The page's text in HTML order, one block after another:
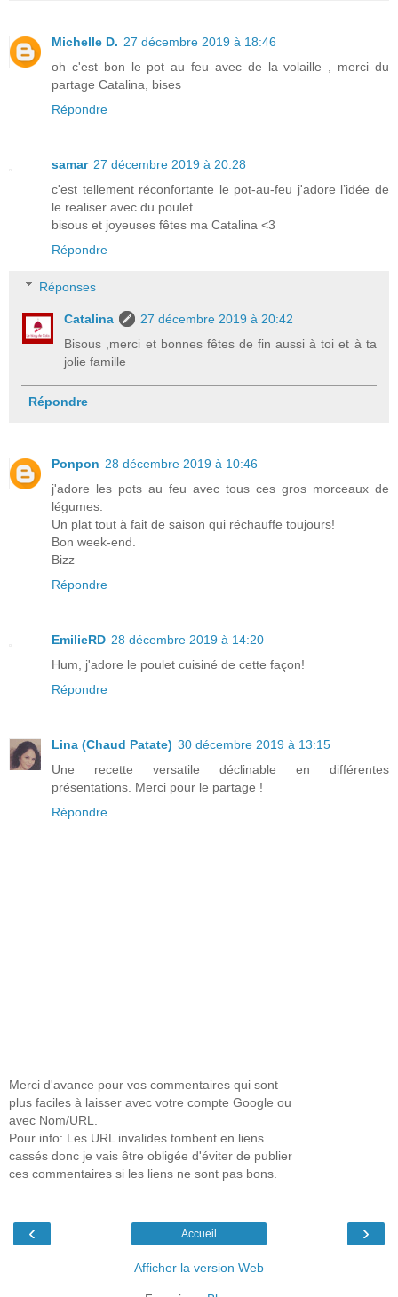
Michelle D. 27 décembre 2019 à 18:46
oh c'est bon le pot au feu avec de la volaille , merci du
partage Catalina, bises
Répondre
samar 27 décembre 2019 à 20:28
c'est tellement réconfortante le pot-au-feu j'adore l’idée de
le realiser avec du poulet
bisous et joyeuses fêtes ma Catalina <3
Répondre
Réponses
Catalina
27 décembre 2019 à 20:42
Bisous ,merci et bonnes fêtes de fin aussi à toi et à ta
jolie famille
Répondre
Ponpon 28 décembre 2019 à 10:46
j'adore les pots au feu avec tous ces gros morceaux de
légumes.
Un plat tout à fait de saison qui réchauffe toujours!
Bon week-end.
Bizz
Répondre
EmilieRD 28 décembre 2019 à 14:20
Hum, j'adore le poulet cuisiné de cette façon!
Répondre
Lina (Chaud Patate) 30 décembre 2019 à 13:15
Une recette versatile déclinable en différentes
présentations. Merci pour le partage !
Répondre
Merci d'avance pour vos commentaires qui sont
plus faciles à laisser avec votre compte Google ou
avec Nom/URL.
Pour info: Les URL invalides tombent en liens
cassés donc je vais être obligée d'éviter de publier
ces commentaires si les liens ne sont pas bons.
‹ ›
Accueil
Afficher la version Web